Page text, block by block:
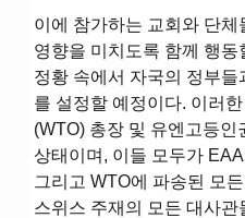
이에 참가하는 교회와 단체
영향을 미치도록 함께 행
정황 속에서 자국의 정부들
를 설정할 예정이다. 이러
(WTO) 총장 및 유엔고등인
상태이며, 이들 모두가
그리고 WTO에 파송된 모
스위스 주재의 모든 대사관